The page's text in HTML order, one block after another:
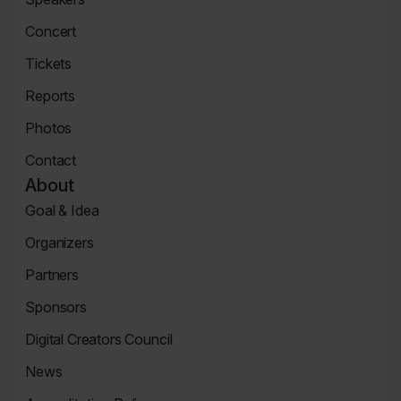
Page
Concert
Tickets
Page
Reports
Page
Photos
Contact
Contact
Page
About
Goal & Idea
Page
Organizers
Page
Partners
Page
Sponsors
Page
Digital Creators Council
Digital
News